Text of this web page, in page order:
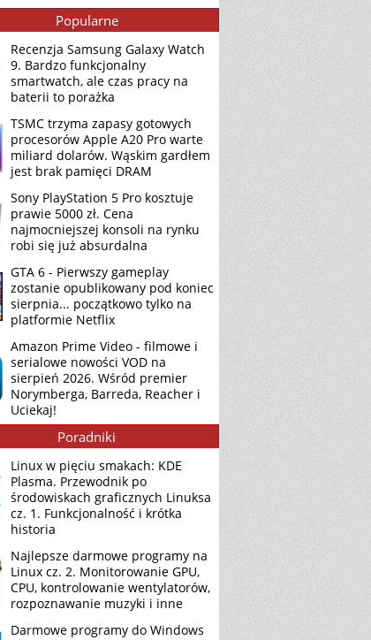
Popularne
Recenzja Samsung Galaxy Watch
9. Bardzo funkcjonalny
smartwatch, ale czas pracy na
baterii to porażka
TSMC trzyma zapasy gotowych
procesorów Apple A20 Pro warte
miliard dolarów. Wąskim gardłem
jest brak pamięci DRAM
Sony PlayStation 5 Pro kosztuje
prawie 5000 zł. Cena
najmocniejszej konsoli na rynku
robi się już absurdalna
GTA 6 - Pierwszy gameplay
zostanie opublikowany pod koniec
sierpnia... początkowo tylko na
platformie Netflix
Amazon Prime Video - filmowe i
serialowe nowości VOD na
sierpień 2026. Wśród premier
Norymberga, Barreda, Reacher i
Uciekaj!
Poradniki
Linux w pięciu smakach: KDE
Plasma. Przewodnik po
środowiskach graficznych Linuksa
cz. 1. Funkcjonalność i krótka
historia
Najlepsze darmowe programy na
Linux cz. 2. Monitorowanie GPU,
CPU, kontrolowanie wentylatorów,
rozpoznawanie muzyki i inne
Darmowe programy do Windows